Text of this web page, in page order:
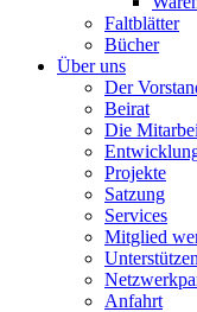
Faltblätter
Bücher
Über uns
Der
Beirat
Die
Projekte
Satzung
Services
Mitglied
Unterstützen
Anfahrt